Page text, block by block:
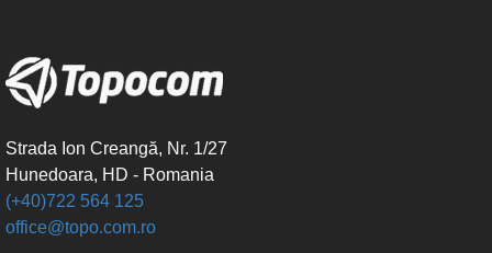
Strada Ion Creangă, Nr. 1/27
Hunedoara, HD - Romania
(+40)722 564 125
office@topo.com.ro